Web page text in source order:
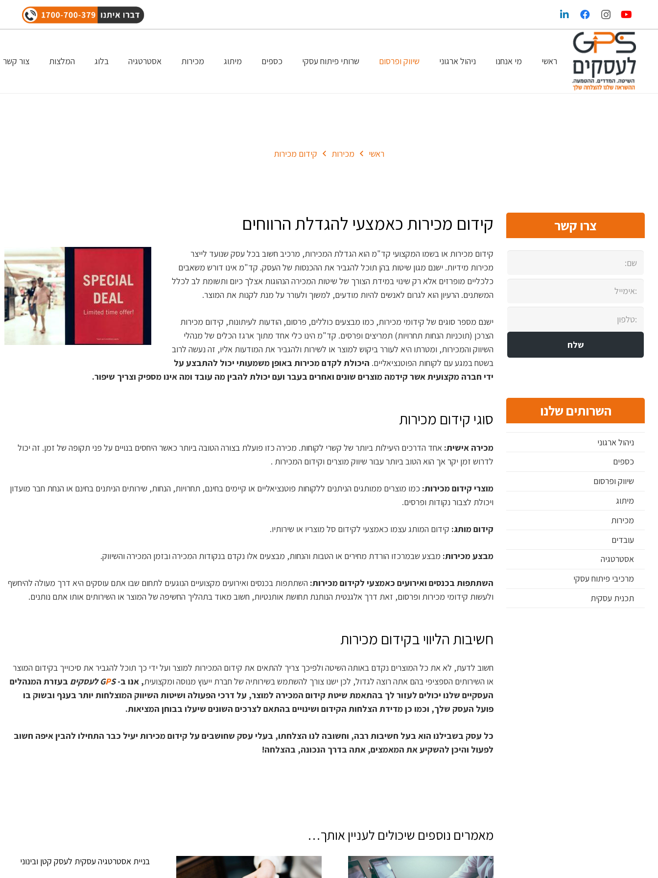
ראשי מי אנחנו ניהול ארגוני שיווק ופרסום שרותי פיתוח עסקי כספים מיתוג מכירות אסטרטגיה בלוג המלצות צור קשר
ראשי מכירות קידום מכירות
קידום מכירות כאמצעי להגדלת הרווחים
קידום מכירות או בשמו המקצועי קד"מ הוא הגדלת המכירות, מרכיב חשוב בכל עסק שנועד לייצר
מכירות מידיות. ישנם מגון שיטות בהן תוכל להגביר את ההכנסות של העסק. קד"מ אינו דורש משאבים
כלכליים מופרזים אלא רק שינוי במידת הצורך של שיטות המכירה הנהוגות אצלך כיום ותשומת לב לכלל
המשתנים. הרעיון הוא לגרום לאנשים להיות מודעים, למשוך ולעורר על מנת לקנות את המוצר.
ישנם מספר סוגים של קידומי מכירות, כמו מבצעים כוללים, פרסום, הודעות לעיתונות, קידום מכירות
הצרכן (תוכניות הנחות תחרויות) תמריצים ופרסים. קד"מ הינו כלי אחד מתוך ארגז הכלים של מנהלי
השיווק והמכירות, ומטרתו היא לעורר ביקוש למוצר או לשירות ולהגביר את המודעות אליו, זה נעשה לרוב
בשטח במגע עם לקוחות הפוטנציאליים. היכולת לקדם מכירות באופן משמעותי יכול להתבצע על
ידי חברה מקצועית אשר קידמה מוצרים שונים ואחרים בעבר ועם יכולת להבין מה עובד ומה אינו מספיק וצריך שיפור.
סוגי קידום מכירות
מכירה אישית: אחד הדרכים היעילות ביותר של קשרי לקוחות. מכירה כזו פועלת בצורה הטובה ביותר כאשר היחסים בנויים על פני תקופה של זמן. זה יכול
לדרוש זמן יקר אך הוא הטוב ביותר עבור שיווק מוצרים וקידום המכירות .
מוצרי קידום מכירות: כמו מוצרים ממותגים הניתנים ללקוחות פוטנציאליים או קיימים בחינם, תחרויות, הנחות, שירותים הניתנים בחינם או הנחת חבר מועדון
ויכולת לצבור נקודות ופרסים.
קידום מותג: קידום המותג עצמו כאמצעי לקידום סל מוצריו או שירותיו.
מבצע מכירות: מבצע שבמרכזו הורדת מחירים או הטבות והנחות, מבצעים אלו נקדם בנקודות המכירה ובזמן המכירה והשיווק.
השתתפות בכנסים ואירועים כאמצעי לקידום מכירות: השתתפות בכנסים ואירועים מקצועיים הנוגעים לתחום שבו אתם עוסקים היא דרך מעולה להיחשף
ולעשות קידומי מכירות ופרסום, זאת דרך אלגנטית הנותנת תחושת אותנטיות, חשוב מאוד בתהליך החשיפה של המוצר או השירותים אותו אתם נותנים.
חשיבות הליווי בקידום מכירות
חשוב לדעת, לא את כל המוצרים נקדם באותה השיטה ולפיכך צריך להתאים את קידום המכירות למוצר ועל ידי כך תוכל להגביר את סיכוייך בקידום המוצר
או השירותים הספציפי בהם אתה רוצה לגדול, לכן ישנו צורך להשתמש בשירותיה של חברת ייעוץ מנוסה ומקצועית, אנו ב- GPS לעסקים
בעזרת המנהלים
העסקיים שלנו יכולים לעזור לך בהתאמת שיטת קידום המכירה למוצר, על דרכי הפעולה ושיטות השיווק המוצלחות יותר בענף ובשוק בו
פועל העסק שלך, וכמו כן מדידת הצלחות הקידום ושינויים בהתאם לצרכים השונים שיעלו בבוחן המציאות.
כל עסק בשבילנו הוא בעל חשיבות רבה, וחשובה לנו הצלחתו, בעלי עסק שחושבים על קידום מכירות יעיל כבר התחילו להבין איפה חשוב
לפעול והיכן להשקיע את המאמצים, אתה בדרך הנכונה, בהצלחה!
מאמרים נוספים שיכולים לעניין אותך…
בניית אסטרטגיה עסקית לעסק קטן ובינוני
צרו קשר
השרותים שלנו
ניהול ארגוני
כספים
שיווק ופרסום
מיתוג
מכירות
עובדים
אסטרטגיה
מרכיבי פיתוח עסקי
תכנית עסקית